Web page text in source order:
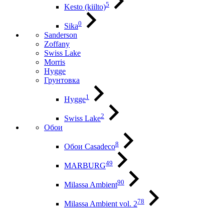
Kesto (kiilto)5
Sika0
Sanderson
Zoffany
Swiss Lake
Morris
Hygge
Грунтовка
Hygge1
Swiss Lake2
Обои
Обои Casadeco8
MARBURG49
Milassa Ambient90
Milassa Ambient vol. 278